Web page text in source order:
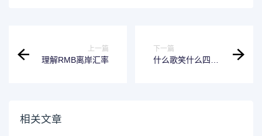
上一篇
理解RMB离岸汇率
下一篇
什么歌笑什么四字
相关文章